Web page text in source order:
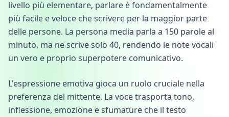
livello più elementare, parlare è fondamentalmente
più facile e veloce che scrivere per la maggior parte
delle persone. La persona media parla a 150 parole al
minuto, ma ne scrive solo 40, rendendo le note vocali
un vero e proprio superpotere comunicativo.
L'espressione emotiva gioca un ruolo cruciale nella
preferenza del mittente. La voce trasporta tono,
inflessione, emozione e sfumature che il testo